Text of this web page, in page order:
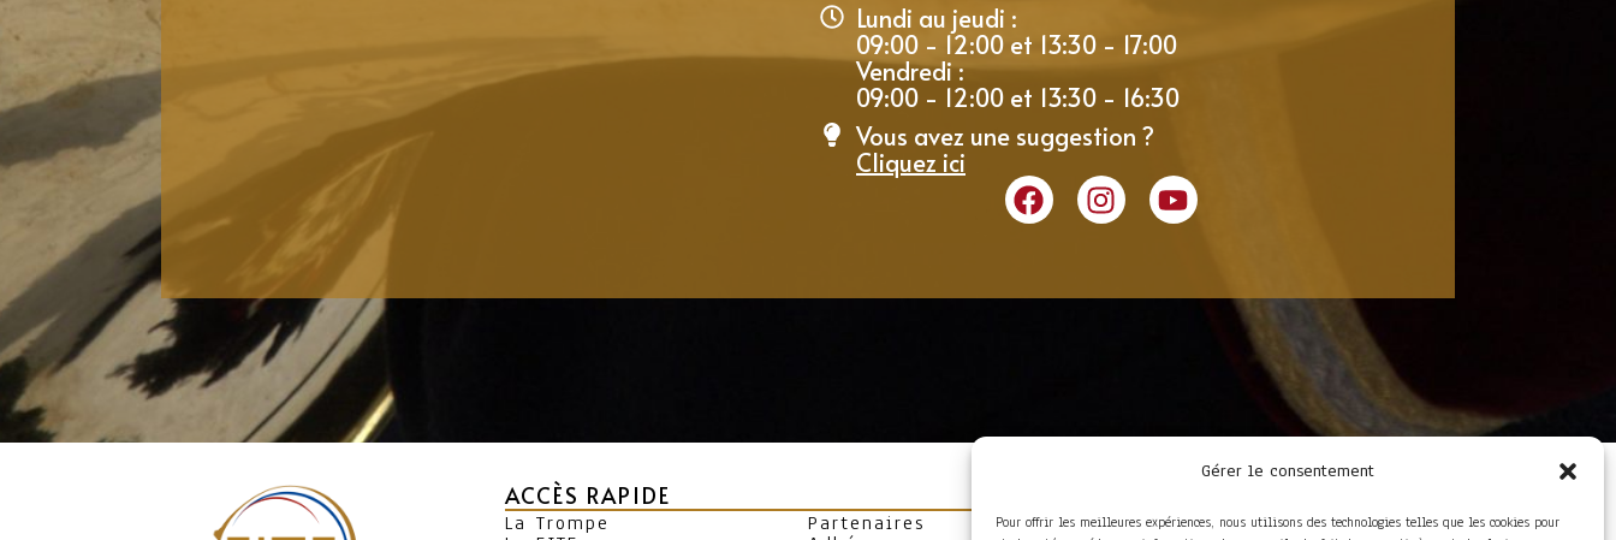
Gérer le consentement
Pour offrir les meilleures expériences, nous utilisons des technologies telles que les cookies pour
Lundi au jeudi :
09:00 - 12:00 et 13:30 - 17:00
Vendredi :
09:00 - 12:00 et 13:30 - 16:30
Vous avez une suggestion ?
Cliquez ici
ACCÈS RAPIDE
La Trompe Partenaires Foire aux questions